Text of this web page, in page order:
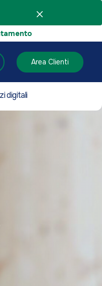
Area Clienti
digitali